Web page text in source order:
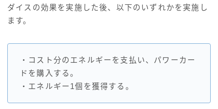
ダイスの効果を実施した後、以下のいずれかを実施し
ます。
・コスト分のエネルギーを支払い、パワーカー
ドを購入する。
・エネルギー1個を獲得する。